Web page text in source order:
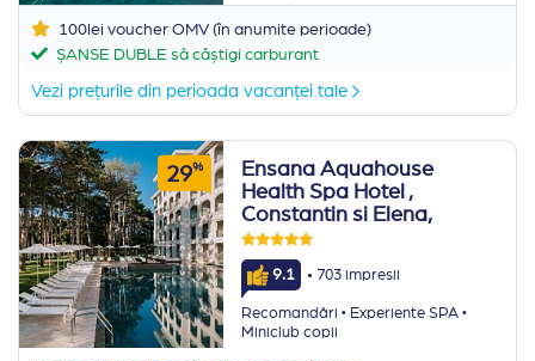
100lei voucher OMV (în anumite perioade)
ȘANSE DUBLE să câștigi carburant
Vezi prețurile din perioada vacanței tale
29%
Ensana Aquahouse
Health Spa Hotel ,
Constantin si Elena,
9.1 · 703 impresii
Recomandări ·Experiente SPA ·
Miniclub copii